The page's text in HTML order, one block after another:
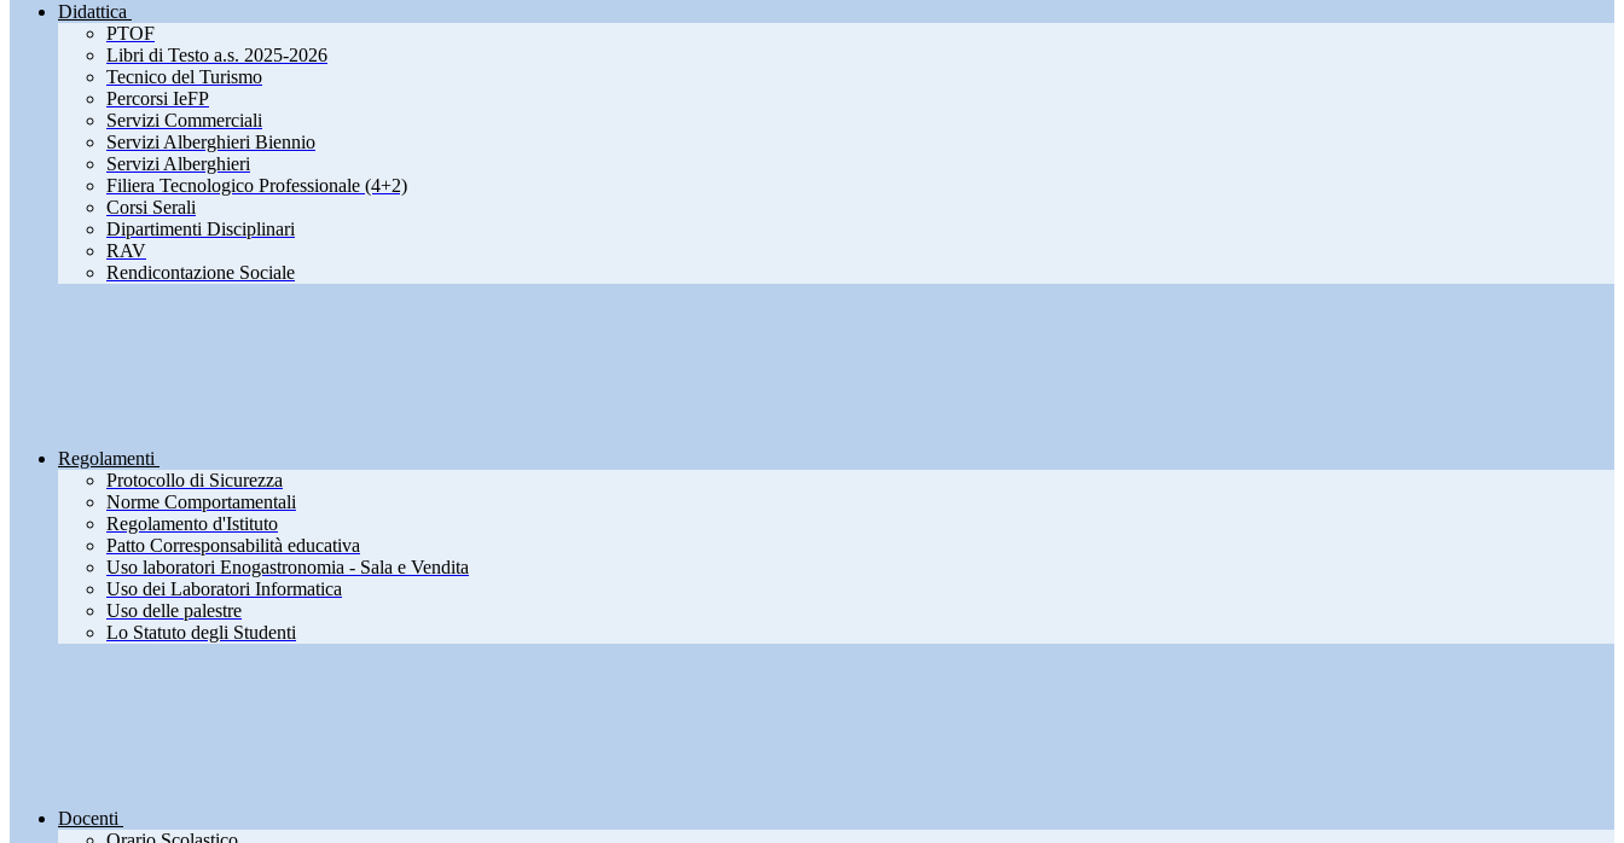
Didattica
PTOF
Libri di Testo a.s. 2025-2026
Tecnico del Turismo
Percorsi IeFP
Servizi Commerciali
Servizi Alberghieri Biennio
Servizi Alberghieri
Filiera Tecnologico Professionale (4+2)
Corsi Serali
Dipartimenti Disciplinari
RAV
Rendicontazione Sociale
Regolamenti
Protocollo di Sicurezza
Norme Comportamentali
Regolamento d'Istituto
Patto Corresponsabilità educativa
Uso laboratori Enogastronomia - Sala e Vendita
Uso dei Laboratori Informatica
Uso delle palestre
Lo Statuto degli Studenti
Docenti